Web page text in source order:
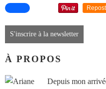
Repost
S'inscrire à la newsletter
À PROPOS
Depuis mon